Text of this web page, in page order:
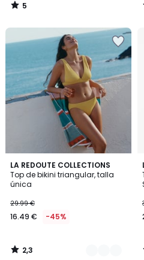
5
/
LA REDOUTE COLLECTIONS
Top de bikini triangular, talla
única
29.99 €
16.49 € -45%
2,3
/ 5
3
Colores
2,3
/